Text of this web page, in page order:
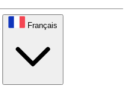
Français